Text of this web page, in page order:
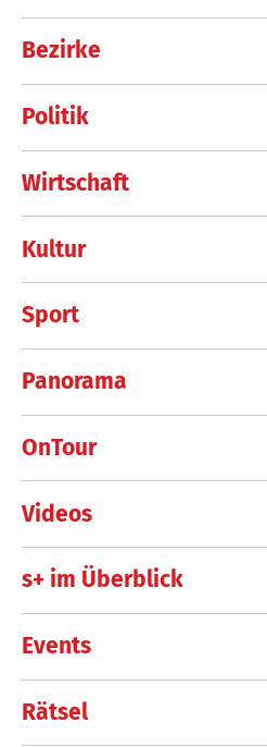
Bezirke
Politik
Wirtschaft
Kultur
Sport
Panorama
OnTour
Videos
s+ im Überblick
Events
Rätsel